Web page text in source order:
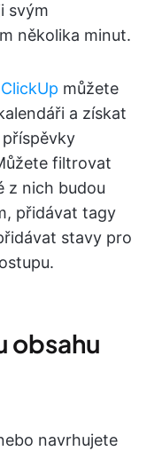
svým
několika minut.
můžete
a získat
filtrovat
z nich budou
přidávat tagy
stavy pro
obsahu
navrhujete